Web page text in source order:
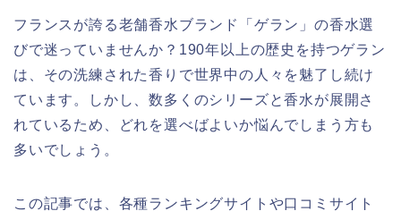
フランスが誇る老舗香水ブランド「ゲラン」の香水選
びで迷っていませんか？190年以上の歴史を持つゲラン
は、その洗練された香りで世界中の人々を魅了し続け
ています。しかし、数多くのシリーズと香水が展開さ
れているため、どれを選べばよいか悩んでしまう方も
多いでしょう。
この記事では、各種ランキングサイトや口コミサイト